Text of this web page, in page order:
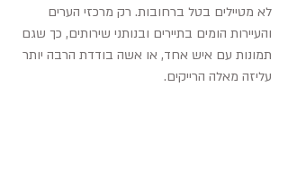
לא מטיילים בטל ברחובות. רק מרכזי הערים
והעיירות הומים בתיירים ובנותני שירותים, כך שגם
תמונות עם איש אחד, או אשה בודדת הרבה יותר
עליזה מאלה הרייקים.